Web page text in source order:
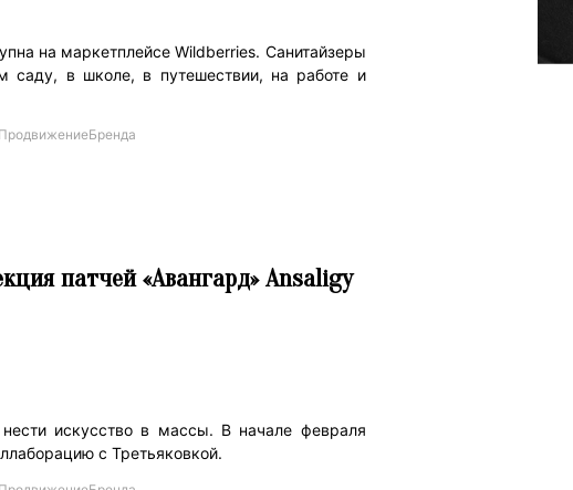
на маркетплейсе Wildberries. Санитайзеры
саду, в школе, в путешествии, на работе и
патчей «Авангард» Ansaligy
искусство в массы. В начале февраля
с Третьяковкой.